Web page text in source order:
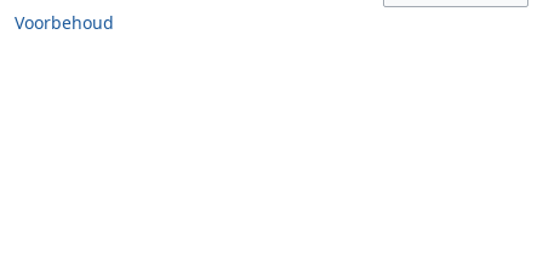
Voorbehoud